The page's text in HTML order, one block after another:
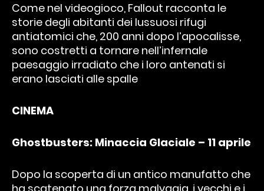
Come nel videogioco, Fallout racconta le
storie degli abitanti dei lussuosi rifugi
antiatomici che, 200 anni dopo l’apocalisse,
sono costretti a tornare nell’infernale
paesaggio irradiato che i loro antenati si
erano lasciati alle spalle
CINEMA
Ghostbusters: Minaccia Glaciale – 11 aprile
Dopo la scoperta di un antico manufatto che